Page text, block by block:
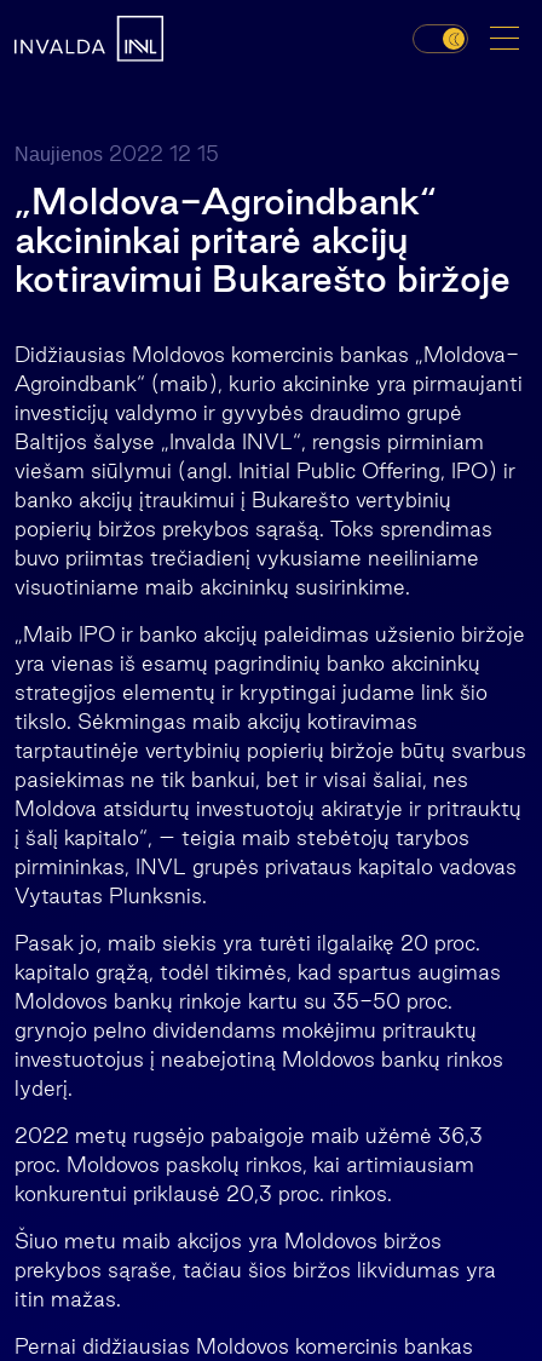
Naujienos 2022 12 15
„Moldova-Agroindbank“
akcininkai pritarė akcijų
kotiravimui Bukarešto biržoje
Didžiausias Moldovos komercinis bankas „Moldova-
Agroindbank“ (maib), kurio akcininke yra pirmaujanti
investicijų valdymo ir gyvybės draudimo grupė
Baltijos šalyse „Invalda INVL“, rengsis pirminiam
viešam siūlymui (angl. Initial Public Offering, IPO) ir
banko akcijų įtraukimui į Bukarešto vertybinių
popierių biržos prekybos sąrašą. Toks sprendimas
buvo priimtas trečiadienį vykusiame neeiliniame
visuotiniame maib akcininkų susirinkime.
„Maib IPO ir banko akcijų paleidimas užsienio biržoje
yra vienas iš esamų pagrindinių banko akcininkų
strategijos elementų ir kryptingai judame link šio
tikslo. Sėkmingas maib akcijų kotiravimas
tarptautinėje vertybinių popierių biržoje būtų svarbus
pasiekimas ne tik bankui, bet ir visai šaliai, nes
Moldova atsidurtų investuotojų akiratyje ir pritrauktų
į šalį kapitalo“, – teigia maib stebėtojų tarybos
pirmininkas, INVL grupės privataus kapitalo vadovas
Vytautas Plunksnis.
Pasak jo, maib siekis yra turėti ilgalaikę 20 proc.
kapitalo grąžą, todėl tikimės, kad spartus augimas
Moldovos bankų rinkoje kartu su 35-50 proc.
grynojo pelno dividendams mokėjimu pritrauktų
investuotojus į neabejotiną Moldovos bankų rinkos
lyderį.
2022 metų rugsėjo pabaigoje maib užėmė 36,3
proc. Moldovos paskolų rinkos, kai artimiausiam
konkurentui priklausė 20,3 proc. rinkos.
Šiuo metu maib akcijos yra Moldovos biržos
prekybos sąraše, tačiau šios biržos likvidumas yra
itin mažas.
Pernai didžiausias Moldovos komercinis bankas